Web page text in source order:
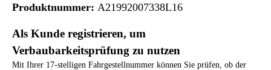
Produktnummer: A21992007338L16
Als Kunde registrieren, um
Verbaubarkeitsprüfung zu nutzen
Mit Ihrer 17-stelligen Fahrgestellnummer können Sie prüfen, ob der